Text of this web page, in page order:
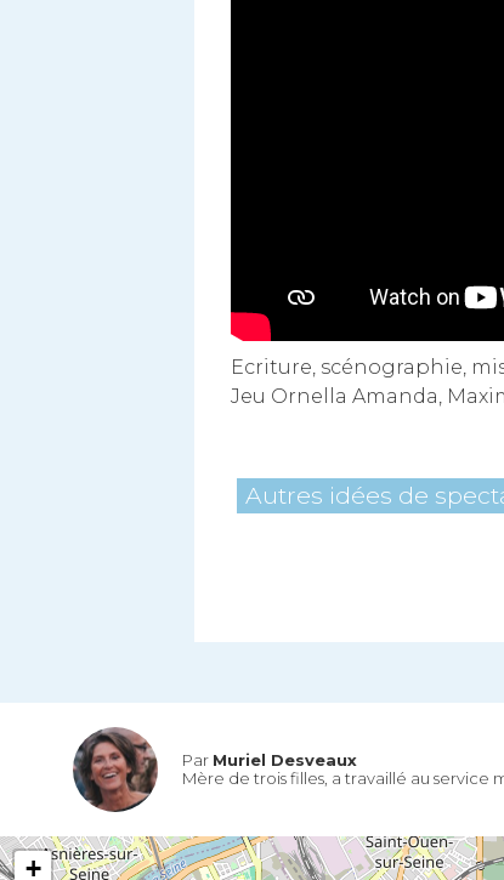
Ecriture, scénographie,
Jeu Ornella Amanda,
Autres idées de
Par Muriel Desveaux
Mère de trois filles, a travaillé au service
+